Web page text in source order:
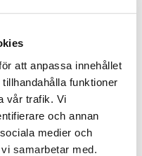
att anpassa innehållet
funktioner
vår trafik. Vi
och annan
medier och
samarbetar med.
Sweden AB